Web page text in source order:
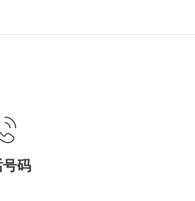
号码